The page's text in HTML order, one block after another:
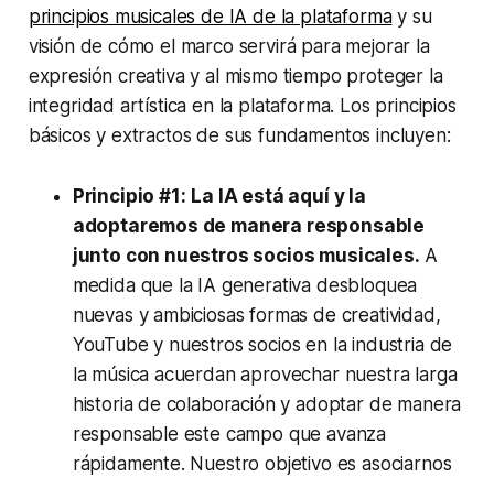
principios musicales de IA de la plataformay su
visión de cómo el marco servirá para mejorar la
expresión creativa y al mismo tiempo proteger la
integridad artística en la plataforma. Los principios
básicos y extractos de sus fundamentos incluyen:
Principio #1: La IA está aquí y la
adoptaremos de manera responsable
junto con nuestros socios musicales. A
medida que la IA generativa desbloquea
nuevas y ambiciosas formas de creatividad,
YouTube y nuestros socios en la industria de
la música acuerdan aprovechar nuestra larga
historia de colaboración y adoptar de manera
responsable este campo que avanza
rápidamente. Nuestro objetivo es asociarnos